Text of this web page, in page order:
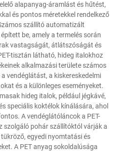
alapanyag-áramlást és hűtést,
és pontos méretekkel rendelkező
szállító automatizált
be, amely a termelés során
vastagságát, átlátszóságát és
tisztán látható, hideg italokhoz
alkalmazási területe számos
vendéglátást, a kiskereskedelmi
és a különleges eseményeket.
hideg italok, például jégkávé,
speciális koktélok kínálására, ahol
A vendéglátóláncok a PET-
pohár szállítóktól várják a
egyedi nyomtatási és
A PET anyag sokoldalúsága